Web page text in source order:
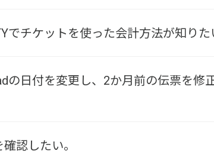
でチケットを使った会計方法が知りた
の日付を変更し、2か月前の伝票を
認したい。